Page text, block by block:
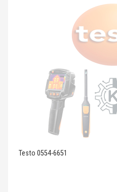
Testo 0554-6651